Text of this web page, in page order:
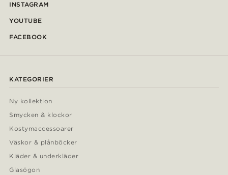
INSTAGRAM
YOUTUBE
FACEBOOK
KATEGORIER
Ny kollektion
Smycken & klockor
Kostymaccessoarer
Väskor & plånböcker
Kläder & underkläder
Glasögon